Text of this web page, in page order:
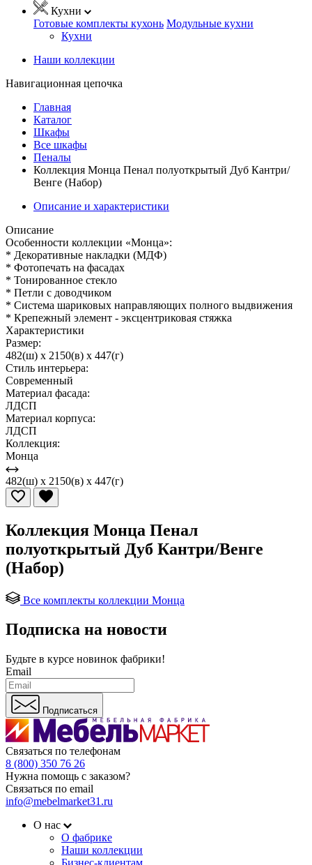
Кухни
Готовые комплекты кухонь Модульные кухни
Кухни
Наши коллекции
Навигационная цепочка
Главная
Каталог
Шкафы
Все шкафы
Пеналы
Коллекция Монца Пенал полуоткрытый Дуб Кантри/
Венге (Набор)
Описание и характеристики
Описание
Особенности коллекции «Монца»:
* Декоративные накладки (МДФ)
* Фотопечать на фасадах
* Тонированное стекло
* Петли с доводчиком
* Система шариковых направляющих полного выдвижения
* Крепежный элемент - эксцентриковая стяжка
Характеристики
Размер:
482(ш) x 2150(в) x 447(г)
Стиль интерьера:
Современный
Материал фасада:
ЛДСП
Материал корпуса:
ЛДСП
Коллекция:
Монца
482(ш) x 2150(в) x 447(г)
Коллекция Монца Пенал
полуоткрытый Дуб Кантри/Венге
(Набор)
Все комплекты коллекции Монца
Подписка на новости
Будьте в курсе новинок фабрики!
Email
Подписаться
Связаться по телефонам
8 (800) 350 76 26
Нужна помощь с заказом?
Связаться по email
info@mebelmarket31.ru
О нас
О фабрике
Наши коллекции